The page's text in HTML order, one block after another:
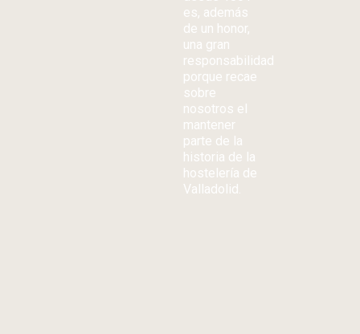
es, además
de un honor,
una gran
responsabilidad
porque recae
sobre
nosotros el
mantener
parte de la
historia de la
hostelería de
Valladolid.